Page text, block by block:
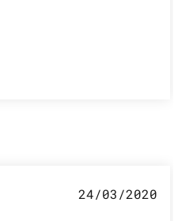
24/03/2020